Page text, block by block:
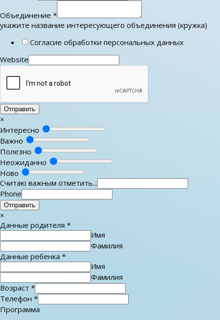
Объединение *
укажите название интересующего объединения (кружка)
Согласие обработки персональных данных
Website
Отправить
×
Интересно
Важно
Полезно
Неожиданно
Ново
Считаю важным отметить...
Phone
Отправить
×
Данные родителя *
Имя
Фамилия
Данные ребенка *
Имя
Фамилия
Возраст *
Телефон *
Программа